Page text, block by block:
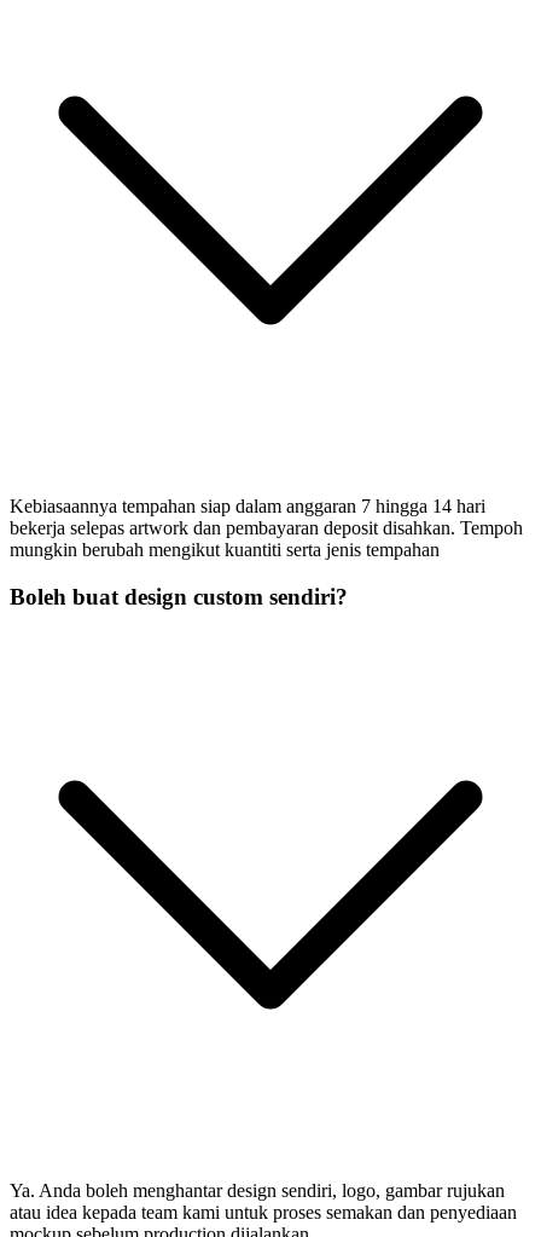
Kebiasaannya tempahan siap dalam anggaran 7 hingga 14 hari
bekerja selepas artwork dan pembayaran deposit disahkan. Tempoh
mungkin berubah mengikut kuantiti serta jenis tempahan
Boleh buat design custom sendiri?
Ya. Anda boleh menghantar design sendiri, logo, gambar rujukan
atau idea kepada team kami untuk proses semakan dan penyediaan